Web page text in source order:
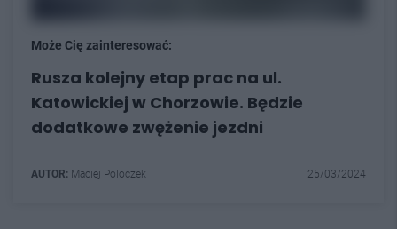
Może Cię zainteresować:
Rusza kolejny etap prac na ul.
Katowickiej w Chorzowie. Będzie
dodatkowe zwężenie jezdni
AUTOR: Maciej Poloczek 25/03/2024